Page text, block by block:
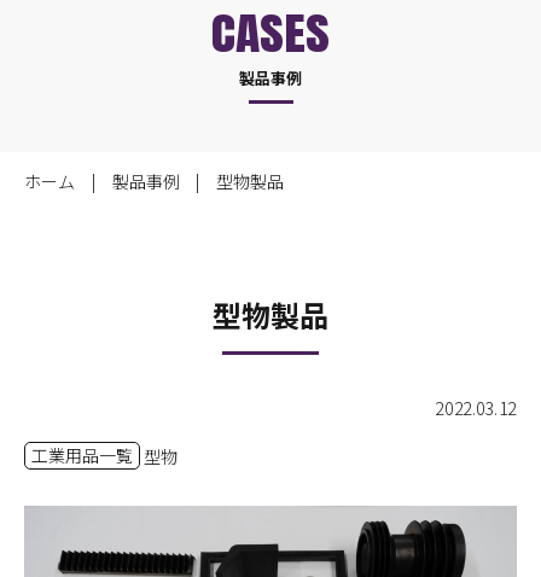
CASES
製品事例
ホーム 製品事例 型物製品
型物製品
2022.03.12
工業用品一覧 型物